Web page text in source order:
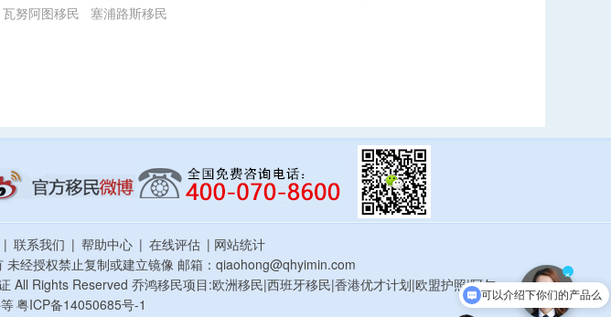
瓦努阿图移民 塞浦路斯移民
| 联系我们 | 帮助中心 | 在线评估 | 网站统计
经授权禁止复制或建立镜像 邮箱：qiaohong@qhyimin.com
Rights Reserved 乔鸿移民项目:欧洲移民|西班牙移民|香港优才计划|欧盟护照|阿尔
粤ICP备14050685号-1
×
可以介绍下你们的产品么